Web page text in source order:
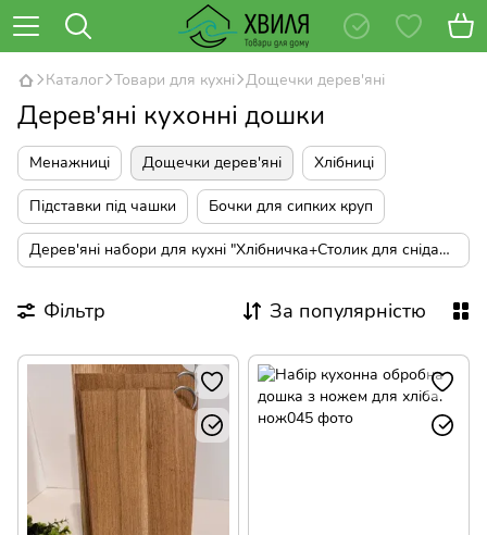
Каталог Товари для кухні Дощечки дерев'яні
Дерев'яні кухонні дошки
Менажниці Дощечки дерев'яні Хлібниці
Підставки під чашки Бочки для сипких круп
Дерев'яні набори для кухні "Хлібничка+Столик для сніданку"
Фільтр За популярністю